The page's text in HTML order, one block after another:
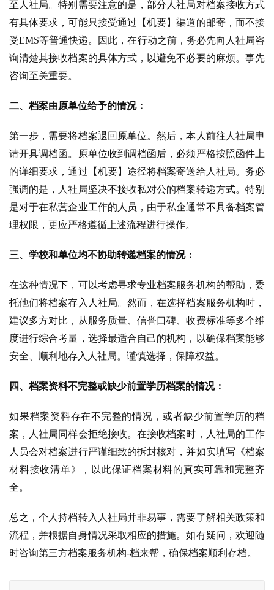
至人社局。特别需要注意的是，部分人社局对档案接收方式
有具体要求，可能只接受通过【机要】渠道的邮寄，而不接
受EMS等普通快递。因此，在行动之前，务必先向人社局咨
询清楚其接收档案的具体方式，以避免不必要的麻烦。事先
咨询至关重要。
二、档案由原单位给予的情况：
第一步，需要将档案退回原单位。然后，本人前往人社局申
请开具调档函。原单位收到调档函后，必须严格按照函件上
的详细要求，通过【机要】途径将档案寄送给人社局。务必
强调的是，人社局坚决不接收私对公的档案转递方式。特别
是对于在私营企业工作的人员，由于私企通常不具备档案管
理权限，更应严格遵循上述流程进行操作。
三、学校和单位均不协助转递档案的情况：
在这种情况下，可以考虑寻求专业档案服务机构的帮助，委
托他们将档案存入人社局。然而，在选择档案服务机构时，
建议多方对比，从服务质量、信誉口碑、收费标准等多个维
度进行综合考量，选择最适合自己的机构，以确保档案能够
安全、顺利地存入人社局。谨慎选择，保障权益。
四、档案资料不完整或缺少前置学历档案的情况：
如果档案资料存在不完整的情况，或者缺少前置学历的档
案，人社局同样会拒绝接收。在接收档案时，人社局的工作
人员会对档案进行严谨细致的拆封核对，并如实填写《档案
材料接收清单》，以此保证档案材料的真实可靠和完整齐
全。
总之，个人持档转入人社局并非易事，需要了解相关政策和
流程，并根据自身情况采取相应的措施。如有疑问，欢迎随
时咨询第三方档案服务机构-档来帮，确保档案顺利存档。